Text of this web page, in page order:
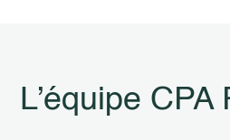
L’équipe CPA